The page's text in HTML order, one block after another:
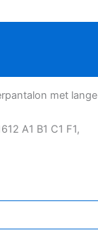
met lange
A1 B1 C1 F1,